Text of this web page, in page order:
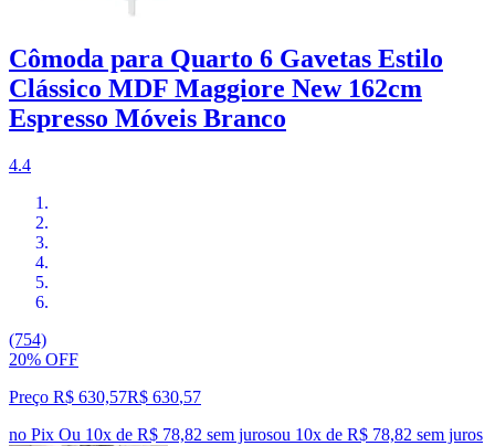
Cômoda para Quarto 6 Gavetas Estilo
Clássico MDF Maggiore New 162cm
Espresso Móveis Branco
4.4
(754)
20% OFF
Preço R$ 630,57R$ 630,57
no Pix Ou 10x de R$ 78,82 sem jurosou 10x de R$ 78,82 sem juros